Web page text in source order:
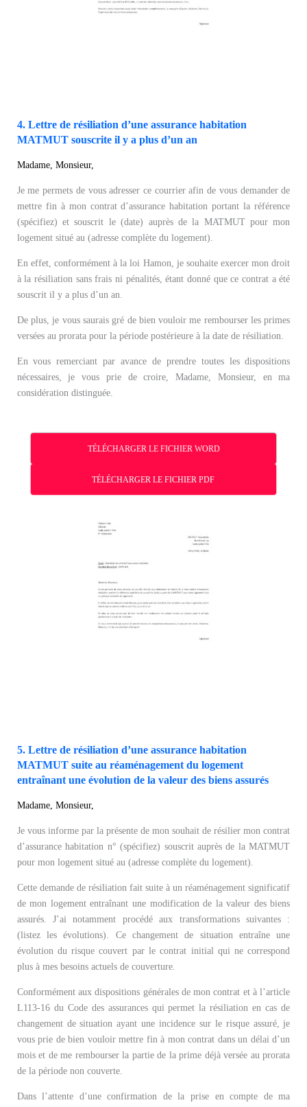
4. Lettre de résiliation d’une assurance habitation
MATMUT souscrite il y a plus d’un an
Madame, Monsieur,
Je me permets de vous adresser ce courrier afin de vous demander de
mettre fin à mon contrat d’assurance habitation portant la référence
(spécifiez) et souscrit le (date) auprès de la MATMUT pour mon
logement situé au (adresse complète du logement).
En effet, conformément à la loi Hamon, je souhaite exercer mon droit
à la résiliation sans frais ni pénalités, étant donné que ce contrat a été
souscrit il y a plus d’un an.
De plus, je vous saurais gré de bien vouloir me rembourser les primes
versées au prorata pour la période postérieure à la date de résiliation.
En vous remerciant par avance de prendre toutes les dispositions
nécessaires, je vous prie de croire, Madame, Monsieur, en ma
considération distinguée.
TÉLÉCHARGER LE FICHIER WORD
TÉLÉCHARGER LE FICHIER PDF
5. Lettre de résiliation d’une assurance habitation
MATMUT suite au réaménagement du logement
entraînant une évolution de la valeur des biens assurés
Madame, Monsieur,
Je vous informe par la présente de mon souhait de résilier mon contrat
d’assurance habitation n° (spécifiez) souscrit auprès de la MATMUT
pour mon logement situé au (adresse complète du logement).
Cette demande de résiliation fait suite à un réaménagement significatif
de mon logement entraînant une modification de la valeur des biens
assurés. J’ai notamment procédé aux transformations suivantes :
(listez les évolutions). Ce changement de situation entraîne une
évolution du risque couvert par le contrat initial qui ne correspond
plus à mes besoins actuels de couverture.
Conformément aux dispositions générales de mon contrat et à l’article
L113-16 du Code des assurances qui permet la résiliation en cas de
changement de situation ayant une incidence sur le risque assuré, je
vous prie de bien vouloir mettre fin à mon contrat dans un délai d’un
mois et de me rembourser la partie de la prime déjà versée au prorata
de la période non couverte.
Dans l’attente d’une confirmation de la prise en compte de ma